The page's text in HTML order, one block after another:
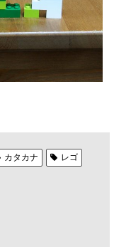
カタカナ レゴ